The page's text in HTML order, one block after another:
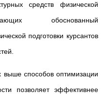
средств физической
обоснованный
подготовки курсантов
выше способов оптимизации
позволяет эффективнее